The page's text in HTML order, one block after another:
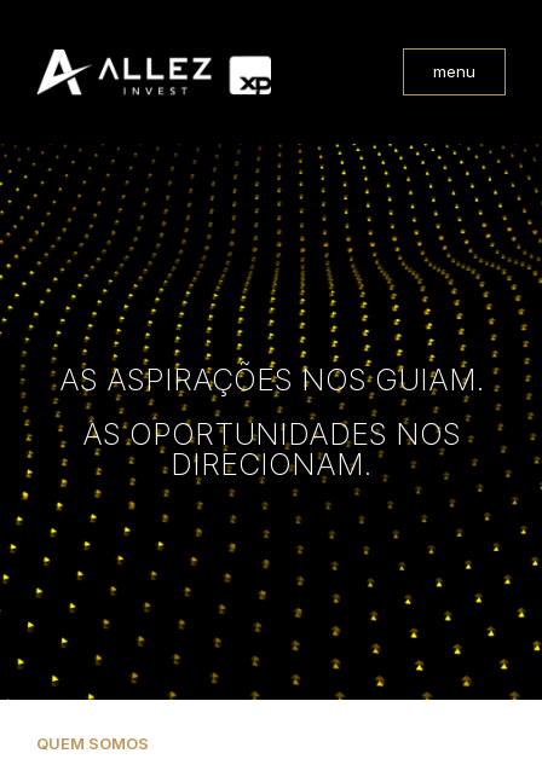
menu
AS ASPIRAÇÕES NOS GUIAM.
AS OPORTUNIDADES NOS
DIRECIONAM.
QUEM SOMOS